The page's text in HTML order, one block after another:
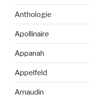
Anthologie
Apollinaire
Appanah
Appelfeld
Arnaudin